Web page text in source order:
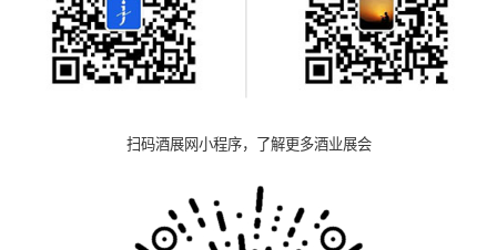
扫码酒展网小程序，了解更多酒业展会